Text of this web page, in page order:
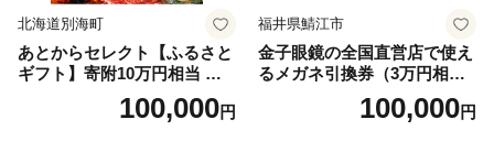
北海道別海町
あとからセレクト【ふるさと
ギフト】寄附10万円相当 あ
とから選べる！ ギフト いく
ら ほたて 海鮮 牛肉 別海町
100,000円
福井県鯖江市
金子眼鏡の全国直営店で使え
るメガネ引換券（3万円相
100,000円